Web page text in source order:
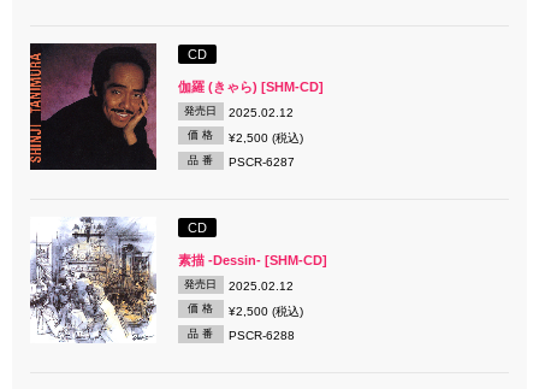
CD
伽羅 (きゃら) [SHM-CD]
発売日 2025.02.12
価 格 ¥2,500 (税込)
品 番 PSCR-6287
CD
素描 -Dessin- [SHM-CD]
発売日 2025.02.12
価 格 ¥2,500 (税込)
品 番 PSCR-6288